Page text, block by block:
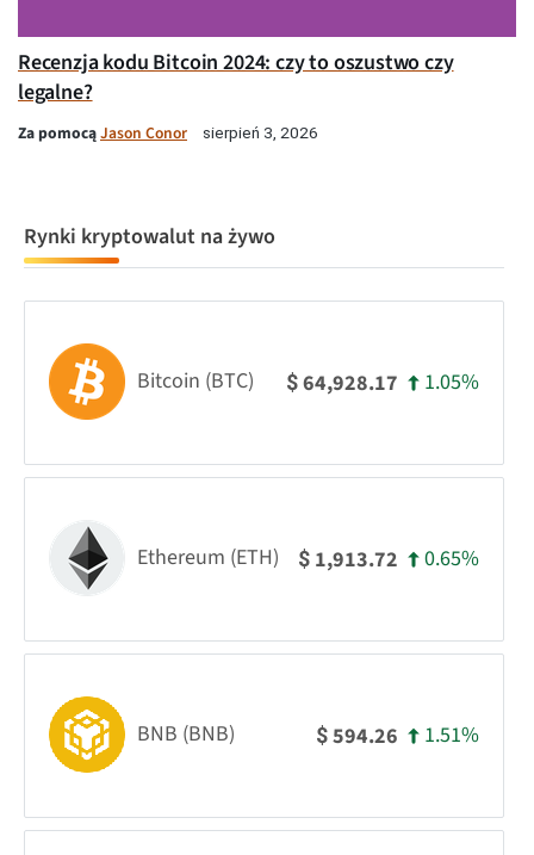
Recenzja kodu Bitcoin 2024: czy to oszustwo czy
legalne?
Za pomocąJason Conor sierpień 3, 2026
Rynki kryptowalut na żywo
Bitcoin (BTC) $64,928.17 1.05%
Ethereum (ETH) $ 1,913.72 0.65%
BNB (BNB) $594.26 1.51%